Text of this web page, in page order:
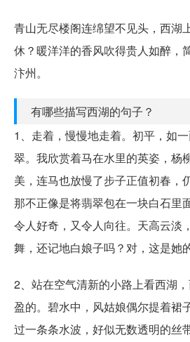
青山无尽楼阁连绵望不见头，西湖
休？暖洋洋的香风吹得贵人如醉，
汴州。
有哪些描写西湖的句子？
1、走着，慢慢地走着。初平，如
翠。我欣赏着马在水里的英姿，杨
美，连马也放慢了步子正值初春，
那不正像是将翡翠包在一块白石里
令人好奇，又令人向往。天高云淡
舞，还记地白娘子吗？对，这是她
2、站在空气清新的小路上看西湖
盈的。碧水中，风姑娘偶尔提着裙
过一条条水波，好似无数透明的丝